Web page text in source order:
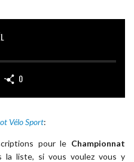
0
Vélo Sport:
pour le Championnat
la liste, si vous voulez vous y